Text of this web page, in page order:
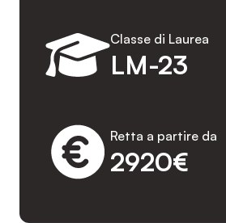
LM-23
Classe di Laurea
2920€
Retta a partire da